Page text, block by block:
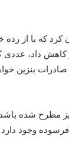
را 40 تا 50 میلیون لیتر در روز
حدود 12 میلیارد دلاری نیز
مطرح شده
حدود 14 میلیون وسیله نقلیه